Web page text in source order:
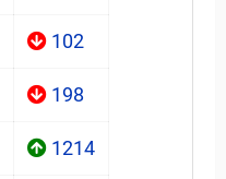
102
198
1214